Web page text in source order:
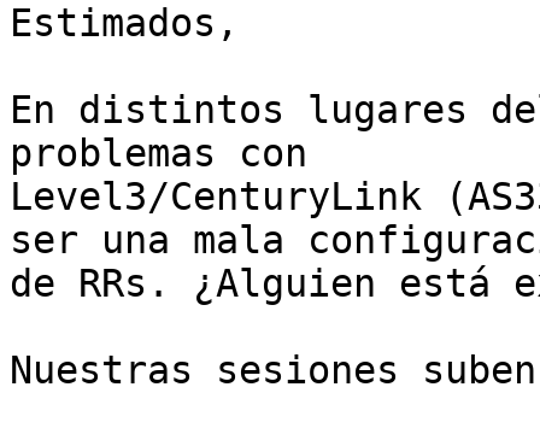
Estimados,
En distintos lugares
problemas con
Level3/CenturyLink
ser una mala
de RRs. ¿Alguien está
Nuestras sesiones